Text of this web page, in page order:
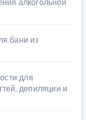
бани из
для
депиляции и